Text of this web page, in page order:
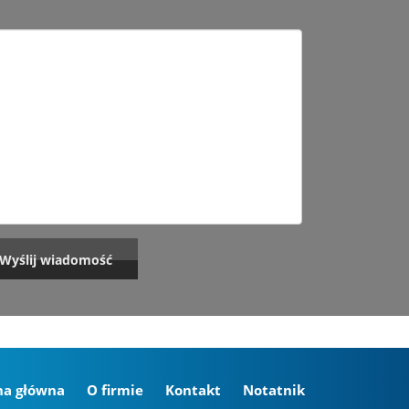
główna O firmie Kontakt Notatnik